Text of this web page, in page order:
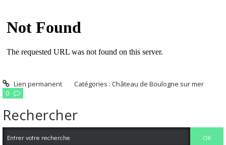
Lien permanent Catégories :Château de Boulogne sur mer
0
Rechercher